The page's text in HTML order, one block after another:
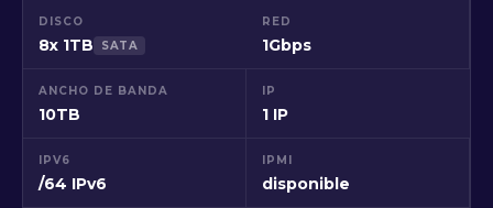
DISCO
8x 1TB SATA
RED
1Gbps
ANCHO DE BANDA
10TB
IP
1 IP
IPV6
/64 IPv6
IPMI
disponible